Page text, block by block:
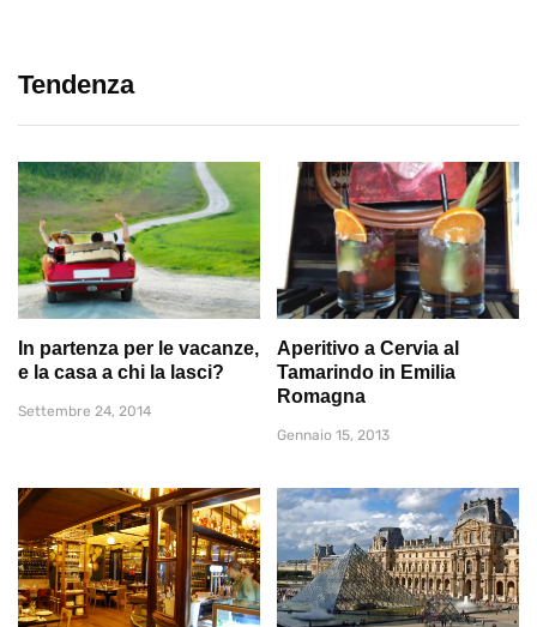
Tendenza
In partenza per le vacanze,
e la casa a chi la lasci?
Settembre 24, 2014
Aperitivo a Cervia al
Tamarindo in Emilia
Romagna
Gennaio 15, 2013